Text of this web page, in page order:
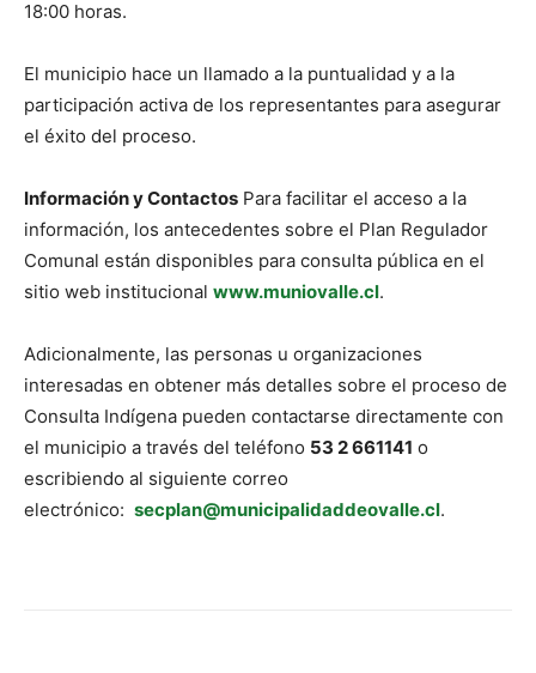
18:00 horas.
El municipio hace un llamado a la puntualidad y a la
participación activa de los representantes para asegurar
el éxito del proceso.
Información y Contactos Para facilitar el acceso a la
información, los antecedentes sobre el Plan Regulador
Comunal están disponibles para consulta pública en el
sitio web institucional www.muniovalle.cl.
Adicionalmente, las personas u organizaciones
interesadas en obtener más detalles sobre el proceso de
Consulta Indígena pueden contactarse directamente con
el municipio a través del teléfono 53 2 661141 o
escribiendo al siguiente correo
electrónico: secplan@municipalidaddeovalle.cl.